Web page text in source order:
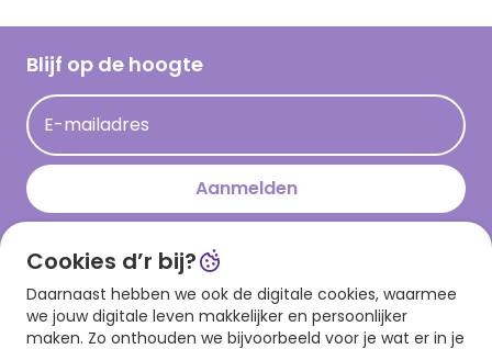
Hallmark Kaartclub
Acties
Persberichten
Hallmark en Kinderpostzegels
Cadeau inspiratie
Kaartinspiratie
Blijf op de hoogte
E-mailadres
Aanmelden
Download onze app
Cookies d’r bij?
Daarnaast hebben we ook de digitale cookies, waarmee
we jouw digitale leven makkelijker en persoonlijker
maken. Zo onthouden we bijvoorbeeld voor je wat er in je